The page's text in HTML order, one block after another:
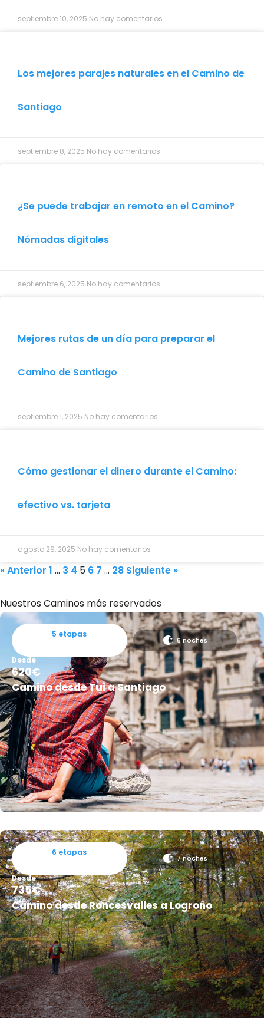
septiembre 10, 2025 No hay comentarios
Los mejores parajes naturales en el Camino de
Santiago
septiembre 8, 2025 No hay comentarios
¿Se puede trabajar en remoto en el Camino?
Nómadas digitales
septiembre 6, 2025 No hay comentarios
Mejores rutas de un día para preparar el
Camino de Santiago
septiembre 1, 2025 No hay comentarios
Cómo gestionar el dinero durante el Camino:
efectivo vs. tarjeta
agosto 29, 2025 No hay comentarios
« Anterior 1 … 3 4 5 6 7 … 28 Siguiente »
Nuestros Caminos más reservados
5 etapas
6 noches
Camino desde Tui a Santiago
Desde
620€
6 etapas
7 noches
Camino desde Roncesvalles a Logroño
Desde
735€